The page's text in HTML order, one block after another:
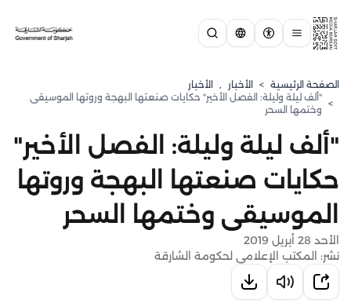
الصفحة الرئيسية > الأخبار , الأخبار
>
‎"ألف ليلة وليلة: الفصل الأخير" حكايات صنعتها البهجة وروتها الموسيقى
وختمها السحر
‎"ألف ليلة وليلة: الفصل الأخير"
حكايات صنعتها البهجة وروتها
الموسيقى وختمها السحر
الأحد 28 أبريل 2019
نشر: المكتب الإعلامي لحكومة الشارقة